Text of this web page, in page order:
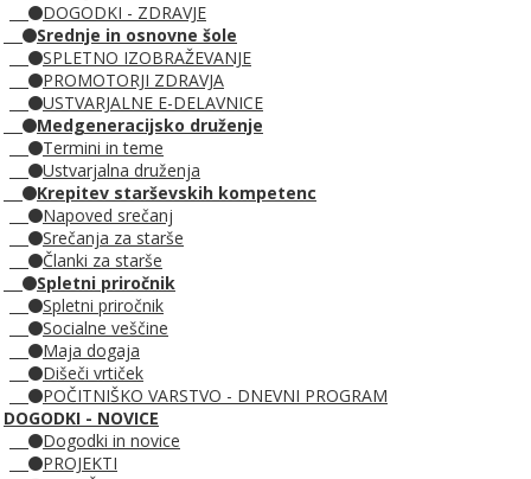
DOGODKI - ZDRAVJE
Srednje in osnovne šole
SPLETNO IZOBRAŽEVANJE
PROMOTORJI ZDRAVJA
USTVARJALNE E-DELAVNICE
Medgeneracijsko druženje
Termini in teme
Ustvarjalna druženja
Krepitev starševskih kompetenc
Napoved srečanj
Srečanja za starše
Članki za starše
Spletni priročnik
Spletni priročnik
Socialne veščine
Maja dogaja
Dišeči vrtiček
POČITNIŠKO VARSTVO - DNEVNI PROGRAM
DOGODKI - NOVICE
Dogodki in novice
PROJEKTI